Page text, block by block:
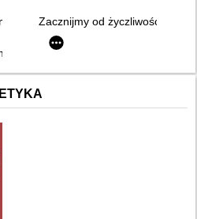
: poznawaj emocje i ucz się
Zacznijmy od życzliwości :
: scenariusz lekcji
ETYKA